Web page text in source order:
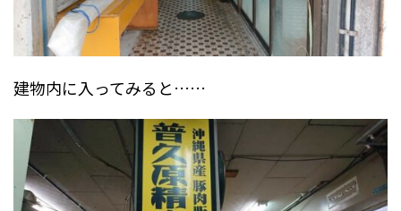
建物内に入ってみると……